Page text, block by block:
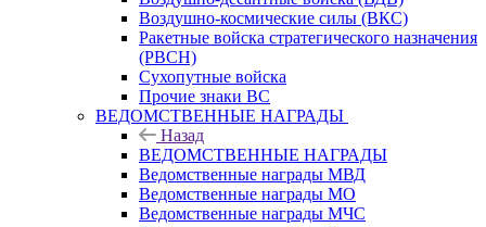
Воздушно-космические силы (ВКС)
Ракетные войска стратегического назначения
(РВСН)
Сухопутные войска
Прочие знаки ВС
ВЕДОМСТВЕННЫЕ НАГРАДЫ
Назад
ВЕДОМСТВЕННЫЕ НАГРАДЫ
Ведомственные награды МВД
Ведомственные награды МО
Ведомственные награды МЧС